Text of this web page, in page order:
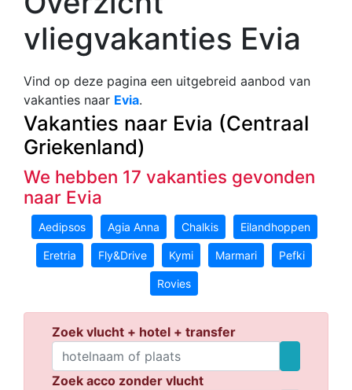
vliegvakanties Evia
Vind op deze pagina een uitgebreid aanbod van
vakanties naar Evia.
Vakanties naar Evia (Centraal
Griekenland)
We hebben 17 vakanties gevonden
naar Evia
Aedipsos Agia Anna Chalkis Eilandhoppen
Eretria Fly&Drive Kymi Marmari Pefki
Rovies
Zoek vlucht + hotel + transfer
Zoek acco zonder vlucht